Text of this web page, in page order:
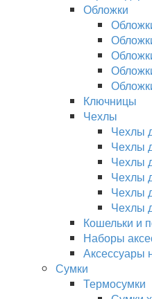
Обложки
Ключницы
Чехлы
Чехлы
Чехлы
Чехлы
Чехлы
Чехлы
Чехлы
Кошельки и
Наборы
Аксессуары
Сумки
Термосумки